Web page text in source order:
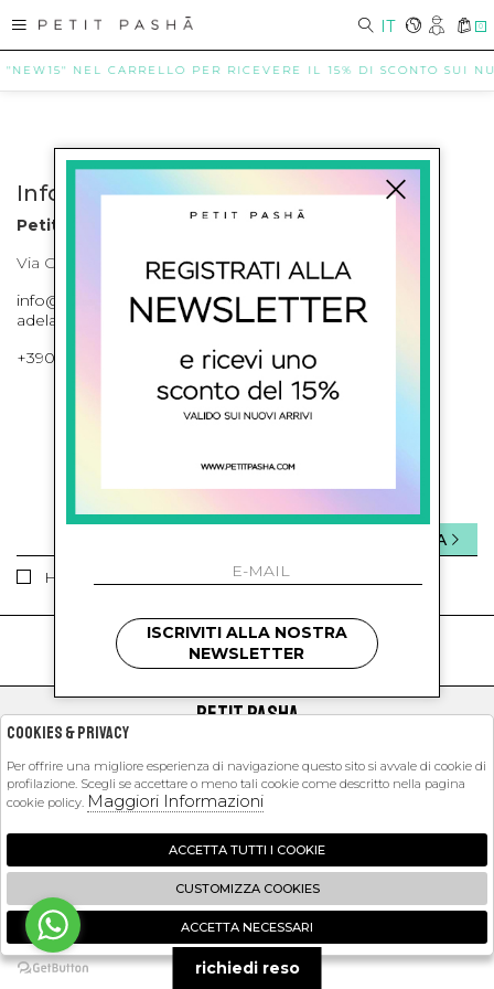
IT 0
NEL CARRELLO PER RICEVERE IL 15% DI SCONTO SUI
Info contatti
Petit Pasha
Via Cilea, 255 Napoli Corso Umberto I 301 Napoli
info@petitpasha.com, petitpasha@hotmail.it,
adelaide.petitpasha@hotmail.com
+39081643421 , +390812351280
ISCRIVITI ALLA NEWSLETTER
Ho letto ed accettato le condizioni sulla privacy.
INVIA
kids
PETIT PASHA
EXTRA
2026 Petit Pasha - P.iva : 09423341214 Powered by
Zucchetti
🍪
ISCRIVITI ALLA NOSTRA
NEWSLETTER
richiedi reso
Cookies & Privacy
Per offrire una migliore esperienza di navigazione questo sito si avvale di cookie di
profilazione. Scegli se accettare o meno tali cookie come descritto nella pagina
cookie policy. Maggiori Informazioni
ACCETTA TUTTI I COOKIE
CUSTOMIZZA COOKIES
ACCETTA NECESSARI